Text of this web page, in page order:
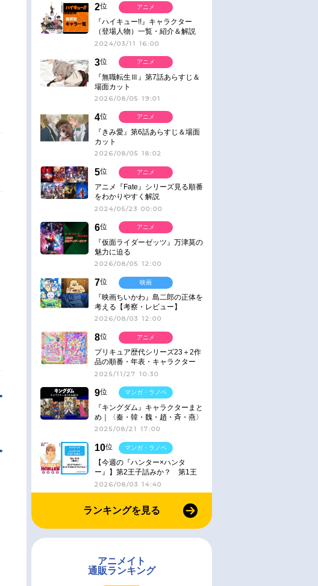
2位
『ハイキュー!!』キャラクター
（登場人物）一覧・紹介＆解説
2024/03/11 16:00
アニメ
3位
『無職転生Ⅲ』第7話あらすじ＆
場面カット
2026/08/05 19:01
アニメ
4位
『きみ愛』第6話あらすじ＆場面
カット
2026/08/05 18:02
アニメ
5位
アニメ『Fate』シリーズ見る順番
をわかりやすく解説
2024/05/23 00:00
アニメ
6位
『仮面ライダーゼッツ』万津莫の
魅力に迫る
2026/08/05 12:00
アニメ
7位
『映画ちいかわ』島二郎の正体を
考える【考察・レビュー】
2026/08/03 12:00
映画
8位
プリキュア歴代シリーズ23＋2作
品の順番・年表・キャラクター
【2025年版】
2025/11/27 10:30
アニメ
9位
『キングダム』キャラクターまと
め｜〈秦・韓・魏・趙・斉・燕〉
2025/08/21 17:00
マンガ・ラノベ
10位
【今週の『ハンター×ハンタ
ー』】第2王子詰みか？ 第1王
子と第4王子が対峙「発令」＜
No.416＞
2026/08/03 14:40
マンガ・ラノベ
ランキングを見る
アニメイト
通販ランキング